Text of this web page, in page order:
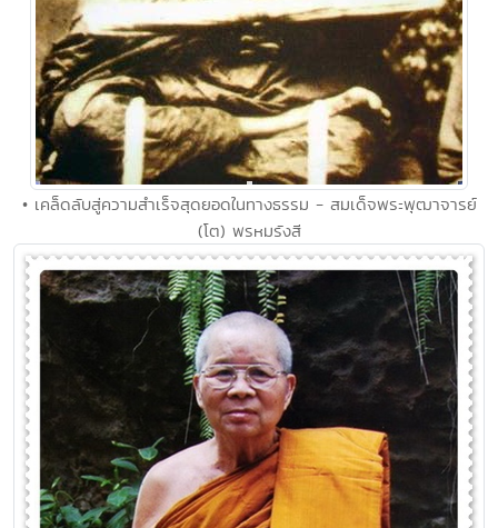
• เคล็ดลับสู่ความสำเร็จสุดยอดในทางธรรม - สมเด็จพระพุฒาจารย์
(โต) พรหมรังสี